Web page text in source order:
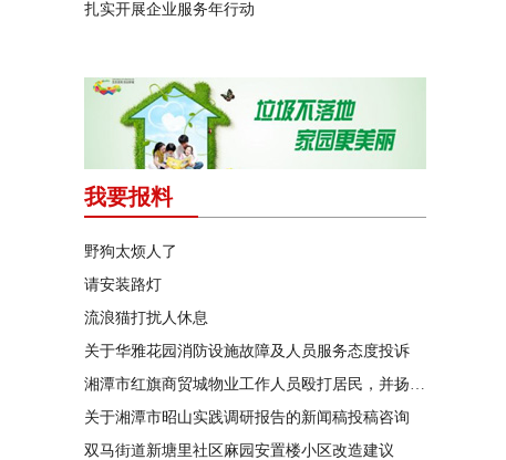
扎实开展企业服务年行动
我要报料
野狗太烦人了
请安装路灯
流浪猫打扰人休息
关于华雅花园消防设施故障及人员服务态度投诉
湘潭市红旗商贸城物业工作人员殴打居民，并扬言恐吓“我打死你有冯友根负责”
关于湘潭市昭山实践调研报告的新闻稿投稿咨询
双马街道新塘里社区麻园安置楼小区改造建议